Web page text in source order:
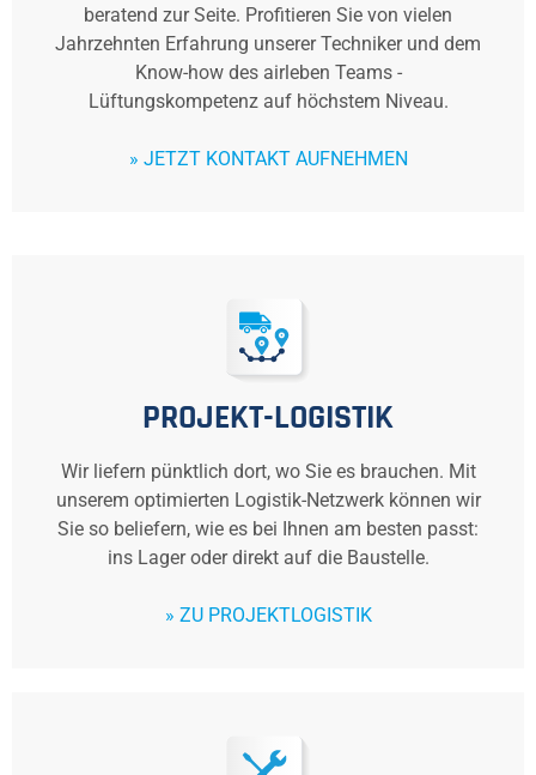
beratend zur Seite. Profitieren Sie von vielen
Jahrzehnten Erfahrung unserer Techniker und dem
Know-how des airleben Teams -
Lüftungskompetenz auf höchstem Niveau.
» JETZT KONTAKT AUFNEHMEN
PROJEKT-LOGISTIK
Wir liefern pünktlich dort, wo Sie es brauchen. Mit
unserem optimierten Logistik-Netzwerk können wir
Sie so beliefern, wie es bei Ihnen am besten passt:
ins Lager oder direkt auf die Baustelle.
» ZU PROJEKTLOGISTIK